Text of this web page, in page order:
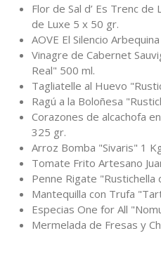
Flor de Sal d’ Es Trenc de
de Luxe 5 x 50 gr.
AOVE El Silencio
Vinagre de Cabernet
Real" 500 ml.
Tagliatelle al Huevo
Ragú a la Boloñesa
Corazones de alcachofa
325 gr.
Arroz Bomba "Sivaris" 1
Tomate Frito Artesano
Penne Rigate "Rustichella
Mantequilla con Trufa
Especias One for All
Mermelada de Fresas y